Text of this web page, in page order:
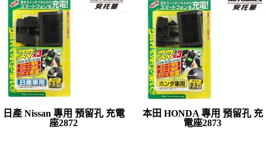
日產 Nissan 專用 預留孔 充電
座2872
本田 HONDA 專用 預留孔 充
電座2873